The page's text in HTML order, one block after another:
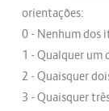
orientações:
0 - Nenhum dos
1 - Qualquer um
2 - Quaisquer
3 - Quaisquer